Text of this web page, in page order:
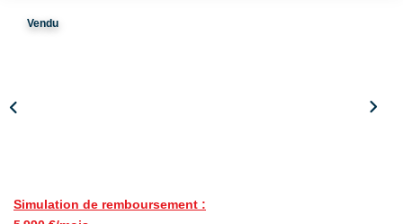
Vendu
Simulation de remboursement :